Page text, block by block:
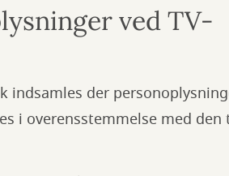
ved TV-
der
i overensstemmelse med